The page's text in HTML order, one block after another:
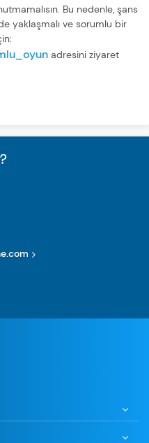
Bu nedenle, şans
yaklaşmalı ve sorumlu bir
adresini ziyaret